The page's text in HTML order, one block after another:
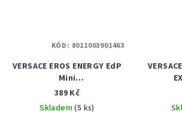
VERSACE EROS ENERGY EdP
Mini
set(EdP5+BSG25+ASB25)
389 Kč
Skladem(5 ks)
KÓD: 8011003901463